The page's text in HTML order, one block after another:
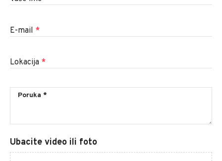
E-mail *
Lokacija *
Ubacite video ili foto